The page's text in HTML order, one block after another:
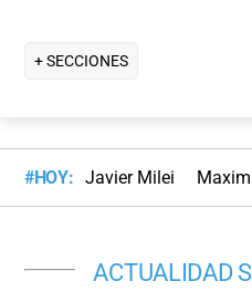
+ SECCIONES
#HOY: Javier Milei
ACTUALIDAD